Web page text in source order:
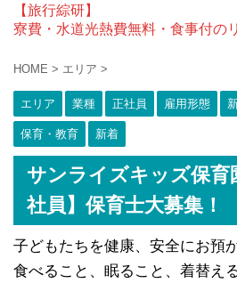
【旅行綜研】
寮費・水道光熱費無料・食事付の
HOME > エリア >
エリア 業種 正社員 雇用形態
保育・教育 新着
サンライズキッズ保
社員】保育士大募集！
子どもたちを健康、安全にお預
食べること、眠ること、着替え